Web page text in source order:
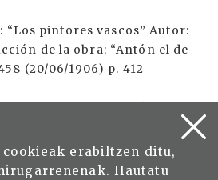
pintores vascos” Autor:
de la obra: “Antón el de
(20/06/1906) p. 412
Autor: Anónimo
refiere a su
cookieak erabiltzen ditu,
Hautatu